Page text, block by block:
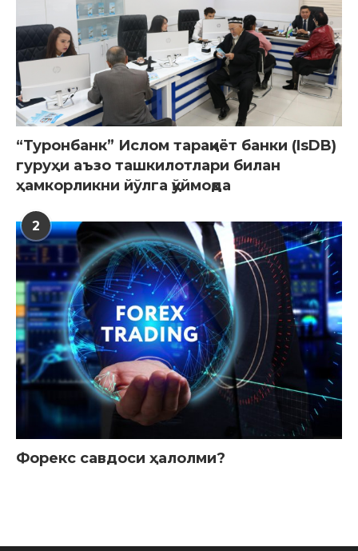
“Туронбанк” Ислом тараққиёт банки (IsDB)
гуруҳи аъзо ташкилотлари билан
ҳамкорликни йўлга қўймоқда
2
Форекс савдоси ҳалолми?